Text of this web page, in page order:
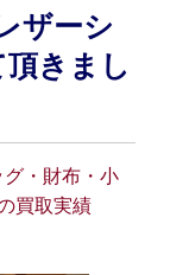
ザーシ
きまし
・財布・小
買取実績